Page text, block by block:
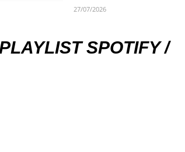
27/07/2026
SPOTIFY /